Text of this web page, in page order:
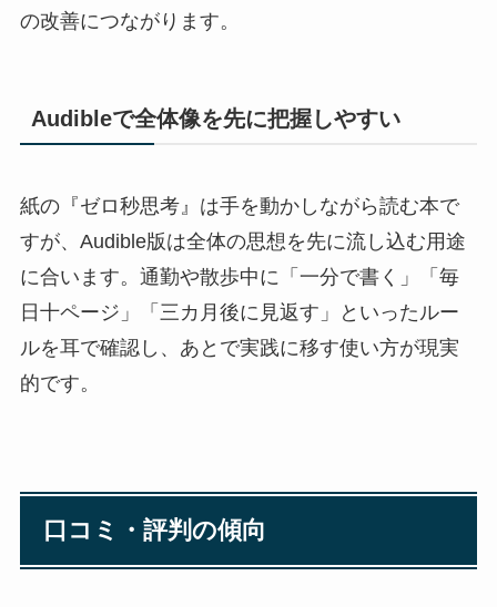
の改善につながります。
Audibleで全体像を先に把握しやすい
紙の『ゼロ秒思考』は手を動かしながら読む本で
すが、Audible版は全体の思想を先に流し込む用途
に合います。通勤や散歩中に「一分で書く」「毎
日十ページ」「三カ月後に見返す」といったルー
ルを耳で確認し、あとで実践に移す使い方が現実
的です。
口コミ・評判の傾向